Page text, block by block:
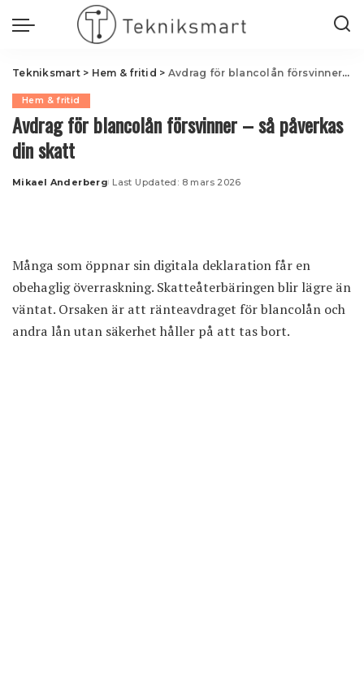
Tekniksmart> Hem & fritid > Avdrag för blancolån försvinner – så påverkas din skatt
Hem & fritid
Avdrag för blancolån försvinner – så påverkas
din skatt
Posted
Mikael Anderberg Last Updated: 8 mars 2026
Många som öppnar sin digitala deklaration får en
obehaglig överraskning. Skatteåterbäringen blir lägre än
väntat. Orsaken är att ränteavdraget för blancolån och
andra lån utan säkerhet håller på att tas bort.